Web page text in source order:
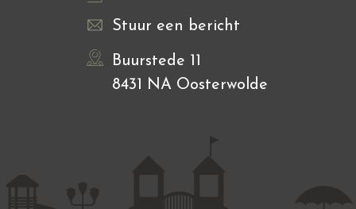
Stuur een bericht
Buurstede 11
8431 NA Oosterwolde